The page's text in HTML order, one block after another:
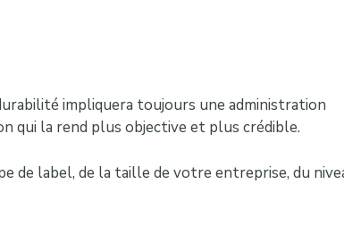
impliquera toujours une administration
qui la rend plus objective et plus crédible.
de label, de la taille de votre entreprise, du